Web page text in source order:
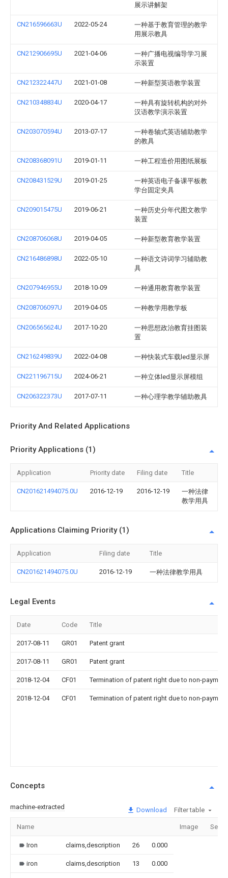
展示讲解架
CN216596663U 2022-05-24
一种基于教育管理的教学
用展示教具
CN212906695U 2021-04-06
一种广播电视编导学习展
示装置
CN212322447U 2021-01-08 一种新型英语教学装置
CN210348834U 2020-04-17
一种具有旋转机构的对外
汉语教学演示装置
CN203070594U 2013-07-17
一种卷轴式英语辅助教学
的教具
CN208368091U 2019-01-11 一种工程造价用图纸展板
CN208431529U 2019-01-25
一种英语电子备课平板教
学台固定夹具
CN209015475U 2019-06-21
一种历史分年代图文教学
装置
CN208706068U 2019-04-05 一种新型教育教学装置
CN216486898U 2022-05-10
一种语文诗词学习辅助教
具
CN207946955U 2018-10-09 一种通用教育教学装置
CN208706097U 2019-04-05 一种教学用教学板
CN206565624U 2017-10-20
一种思想政治教育挂图装
置
CN216249839U 2022-04-08 一种快装式车载led显示屏
CN221196715U 2024-06-21 一种立体led显示屏模组
CN206322373U 2017-07-11 一种心理学教学辅助教具
Priority And Related Applications
Priority Applications (1)
Application Priority date Filing date Title
CN201621494075.0U 2016-12-19 2016-12-19
一种法律
教学用具
Applications Claiming Priority (1)
Application Filing date Title
CN201621494075.0U 2016-12-19 一种法律教学用具
Legal Events
Date Code Title
2017-08-11 GR01 Patent grant
2017-08-11 GR01 Patent grant
2018-12-04 CF01 Termination of patent right due to non-
2018-12-04 CF01 Termination of patent right due to non-
Concepts
machine-extracted Download Filter table
Name Image
Iron claims,description 26 0.000
iron claims,description 13 0.000